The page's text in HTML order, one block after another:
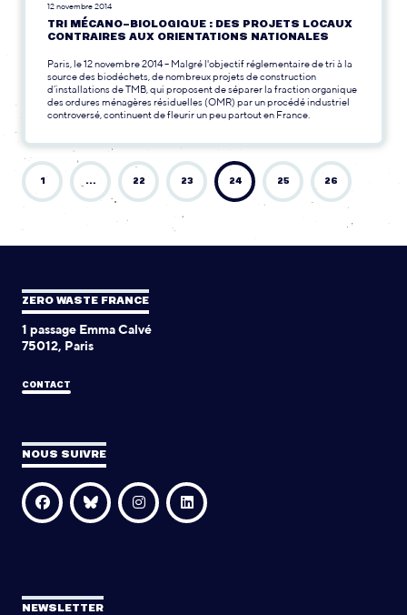
12 novembre 2014
TRI MÉCANO-BIOLOGIQUE : DES PROJETS LOCAUX
CONTRAIRES AUX ORIENTATIONS NATIONALES
Paris, le 12 novembre 2014 – Malgré l'objectif réglementaire de tri à la
source des biodéchets, de nombreux projets de construction
d’installations de TMB, qui proposent de séparer la fraction organique
des ordures ménagères résiduelles (OMR) par un procédé industriel
controversé, continuent de fleurir un peu partout en France.
1 … 22 23 24 25 26
ZERO WASTE FRANCE
1 passage Emma Calvé
75012, Paris
CONTACT
NOUS SUIVRE
NEWSLETTER